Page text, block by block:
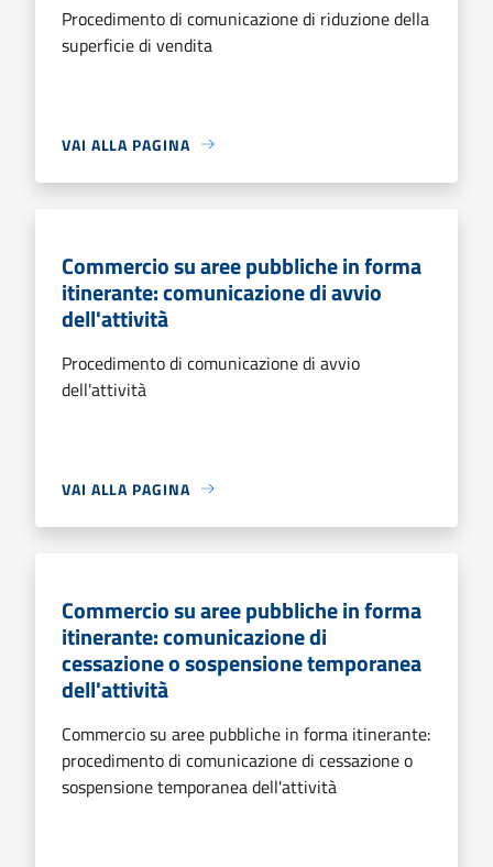
Procedimento di comunicazione di riduzione della
superficie di vendita
VAI ALLA PAGINA
Commercio su aree pubbliche in forma
itinerante: comunicazione di avvio
dell'attività
Procedimento di comunicazione di avvio
dell'attività
VAI ALLA PAGINA
Commercio su aree pubbliche in forma
itinerante: comunicazione di
cessazione o sospensione temporanea
dell'attività
Commercio su aree pubbliche in forma itinerante:
procedimento di comunicazione di cessazione o
sospensione temporanea dell'attività